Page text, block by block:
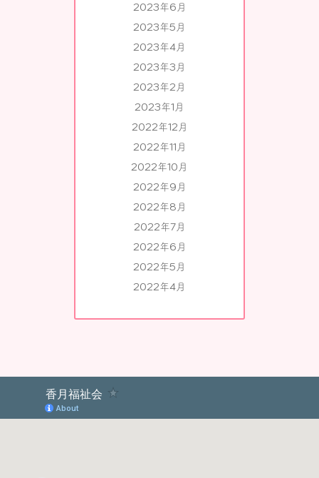
2023年6月
2023年5月
2023年4月
2023年3月
2023年2月
2023年1月
2022年12月
2022年11月
2022年10月
2022年9月
2022年8月
2022年7月
2022年6月
2022年5月
2022年4月